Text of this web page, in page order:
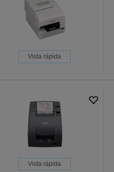
Vista rápida
Vista rápida